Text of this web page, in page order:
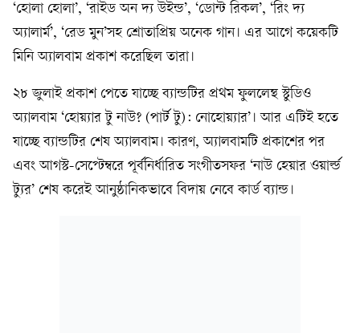
‘হোলা হোলা’, ‘রাইড অন দ্য উইন্ড’, ‘ডোন্ট রিকল’, ‘রিং দ্য
অ্যালার্ম’, ‘রেড মুন’সহ শ্রোতাপ্রিয় অনেক গান। এর আগে কয়েকটি
মিনি অ্যালবাম প্রকাশ করেছিল তারা।
২৮ জুলাই প্রকাশ পেতে যাচ্ছে ব্যান্ডটির প্রথম ফুললেন্থ স্টুডিও
অ্যালবাম ‘হোয়্যার টু নাউ? (পার্ট টু): নোহোয়্যার’। আর এটিই হতে
যাচ্ছে ব্যান্ডটির শেষ অ্যালবাম। কারণ, অ্যালবামটি প্রকাশের পর
এবং আগস্ট-সেপ্টেম্বরে পূর্বনির্ধারিত সংগীতসফর ‘নাউ হেয়ার ওয়ার্ল্ড
ট্যুর’ শেষ করেই আনুষ্ঠানিকভাবে বিদায় নেবে কার্ড ব্যান্ড।